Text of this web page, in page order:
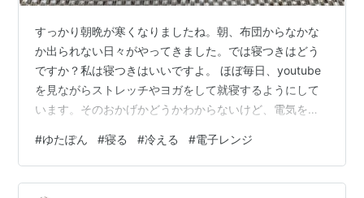
すっかり朝晩が寒くなりましたね。朝、布団からなかな
か出られない日々がやってきました。では寝つきはどう
ですか？私は寝つきはいいですよ。 ほぼ毎日、youtube
を見ながらストレッチやヨガをして就寝するようにして
います。そのおかげかどうかわからないけど、電気を消
つけるタイプで、仕事してるときなんかは、「秒」で寝
入ってました。重いもの持つのアリの立ち仕事だったの
で、毎日体は相当疲れてました。あとから思ったけど、
#ゆたぽん #寝る #冷える #電子レンジ